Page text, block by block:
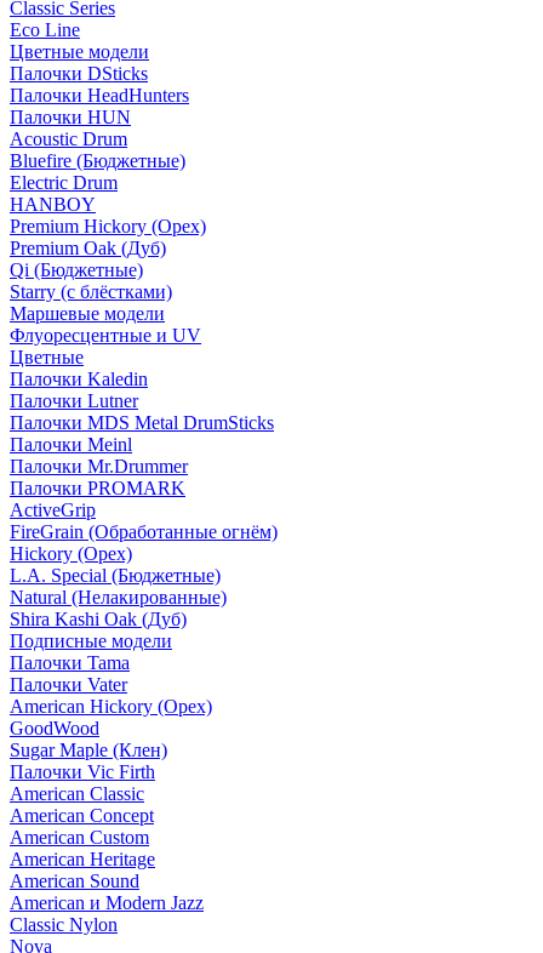
Classic Series
Eco Line
Цветные модели
Палочки DSticks
Палочки HeadHunters
Палочки HUN
Acoustic Drum
Bluefire (Бюджетные)
Electric Drum
HANBOY
Premium Hickory (Орех)
Premium Oak (Дуб)
Qi (Бюджетные)
Starry (с блёстками)
Маршевые модели
Флуоресцентные и UV
Цветные
Палочки Kaledin
Палочки Lutner
Палочки MDS Metal DrumSticks
Палочки Meinl
Палочки Mr.Drummer
Палочки PROMARK
ActiveGrip
FireGrain (Обработанные огнём)
Hickory (Орех)
L.A. Special (Бюджетные)
Natural (Нелакированные)
Shira Kashi Oak (Дуб)
Подписные модели
Палочки Tama
Палочки Vater
American Hickory (Орех)
GoodWood
Sugar Maple (Клен)
Палочки Vic Firth
American Classic
American Concept
American Custom
American Heritage
American Sound
American и Modern Jazz
Classic Nylon
Nova